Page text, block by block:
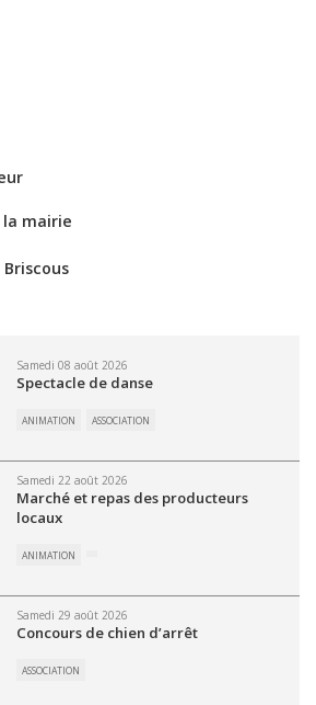
mairie
Samedi 08 août 2026
Spectacle de danse
ANIMATION ASSOCIATION
Samedi 22 août 2026
Marché et repas des producteurs
locaux
ANIMATION
Samedi 29 août 2026
Concours de chien d’arrêt
ASSOCIATION